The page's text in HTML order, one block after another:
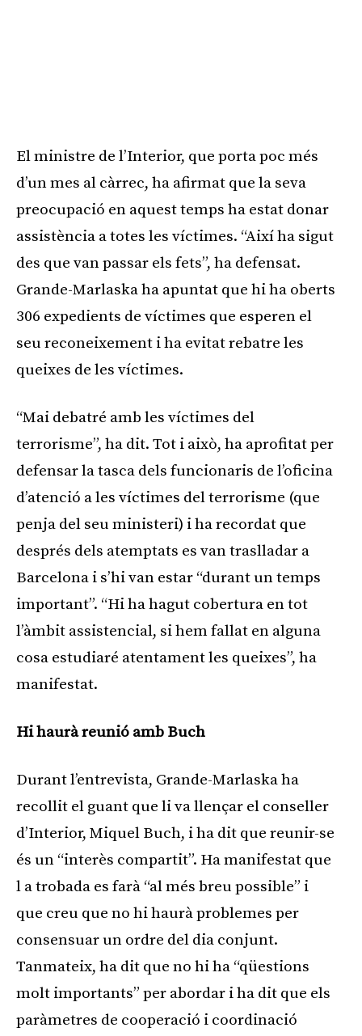
El ministre de l’Interior, que porta poc més
d’un mes al càrrec, ha afirmat que la seva
preocupació en aquest temps ha estat donar
assistència a totes les víctimes. “Així ha sigut
des que van passar els fets”, ha defensat.
Grande-Marlaska ha apuntat que hi ha oberts
306 expedients de víctimes que esperen el
seu reconeixement i ha evitat rebatre les
queixes de les víctimes.
“Mai debatré amb les víctimes del
terrorisme”, ha dit. Tot i això, ha aprofitat per
defensar la tasca dels funcionaris de l’oficina
d’atenció a les víctimes del terrorisme (que
penja del seu ministeri) i ha recordat que
després dels atemptats es van traslladar a
Barcelona i s’hi van estar “durant un temps
important”. “Hi ha hagut cobertura en tot
l’àmbit assistencial, si hem fallat en alguna
cosa estudiaré atentament les queixes”, ha
manifestat.
Hi haurà reunió amb Buch
Durant l’entrevista, Grande-Marlaska ha
recollit el guant que li va llençar el conseller
d’Interior, Miquel Buch, i ha dit que reunir-se
és un “interès compartit”. Ha manifestat que
l a trobada es farà “al més breu possible” i
que creu que no hi haurà problemes per
consensuar un ordre del dia conjunt.
Tanmateix, ha dit que no hi ha “qüestions
molt importants” per abordar i ha dit que els
paràmetres de cooperació i coordinació